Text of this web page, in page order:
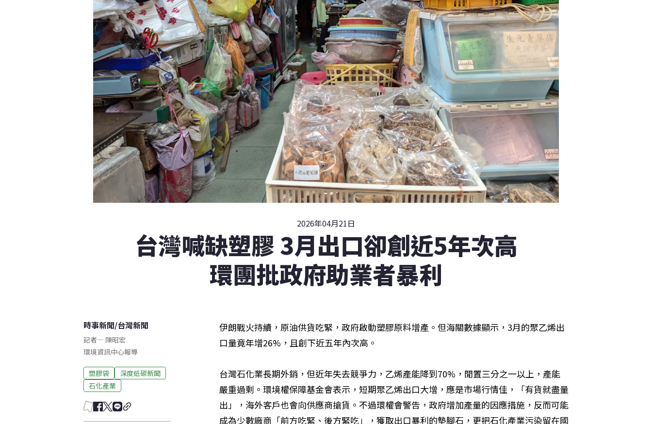
2026年04月21日
台灣喊缺塑膠 3月出口卻創近5年次高
環團批政府助業者暴利
時事新聞/台灣新聞
記者— 陳昭宏
環境資訊中心報導
塑膠袋
深度低碳新聞
石化產業
伊朗戰火持續，原油供貨吃緊，政府啟動塑膠原料增產。但海關數據顯示，3月的聚乙烯出
口量竟年增26%，且創下近五年內次高。
台灣石化業長期外銷，但近年失去競爭力，乙烯產能降到70%，閒置三分之一以上，產能
嚴重過剩。環境權保障基金會表示，短期聚乙烯出口大增，應是市場行情佳，「有貨就盡量
出」，海外客戶也會向供應商搶貨。不過環權會警告，政府增加產量的因應措施，反而可能
成為少數廠商「前方吃緊、後方緊吃」，獲取出口暴利的墊腳石，更把石化產業污染留在國